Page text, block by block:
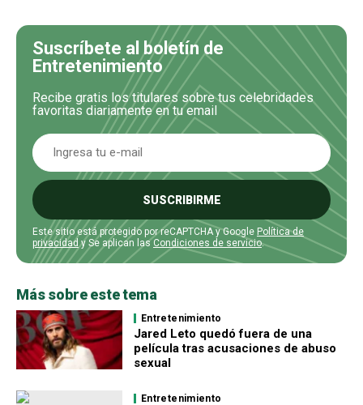
Suscríbete al boletín de
Entretenimiento
Recibe gratis los titulares sobre tus celebridades
favoritas diariamente en tu email
SUSCRIBIRME
Este sitio está protegido por reCAPTCHA y Google Política de
privacidad y Se aplican lasCondiciones de servicio.
Más sobre este tema
Entretenimiento
Jared Leto quedó fuera de una
película tras acusaciones de abuso
sexual
Entretenimiento